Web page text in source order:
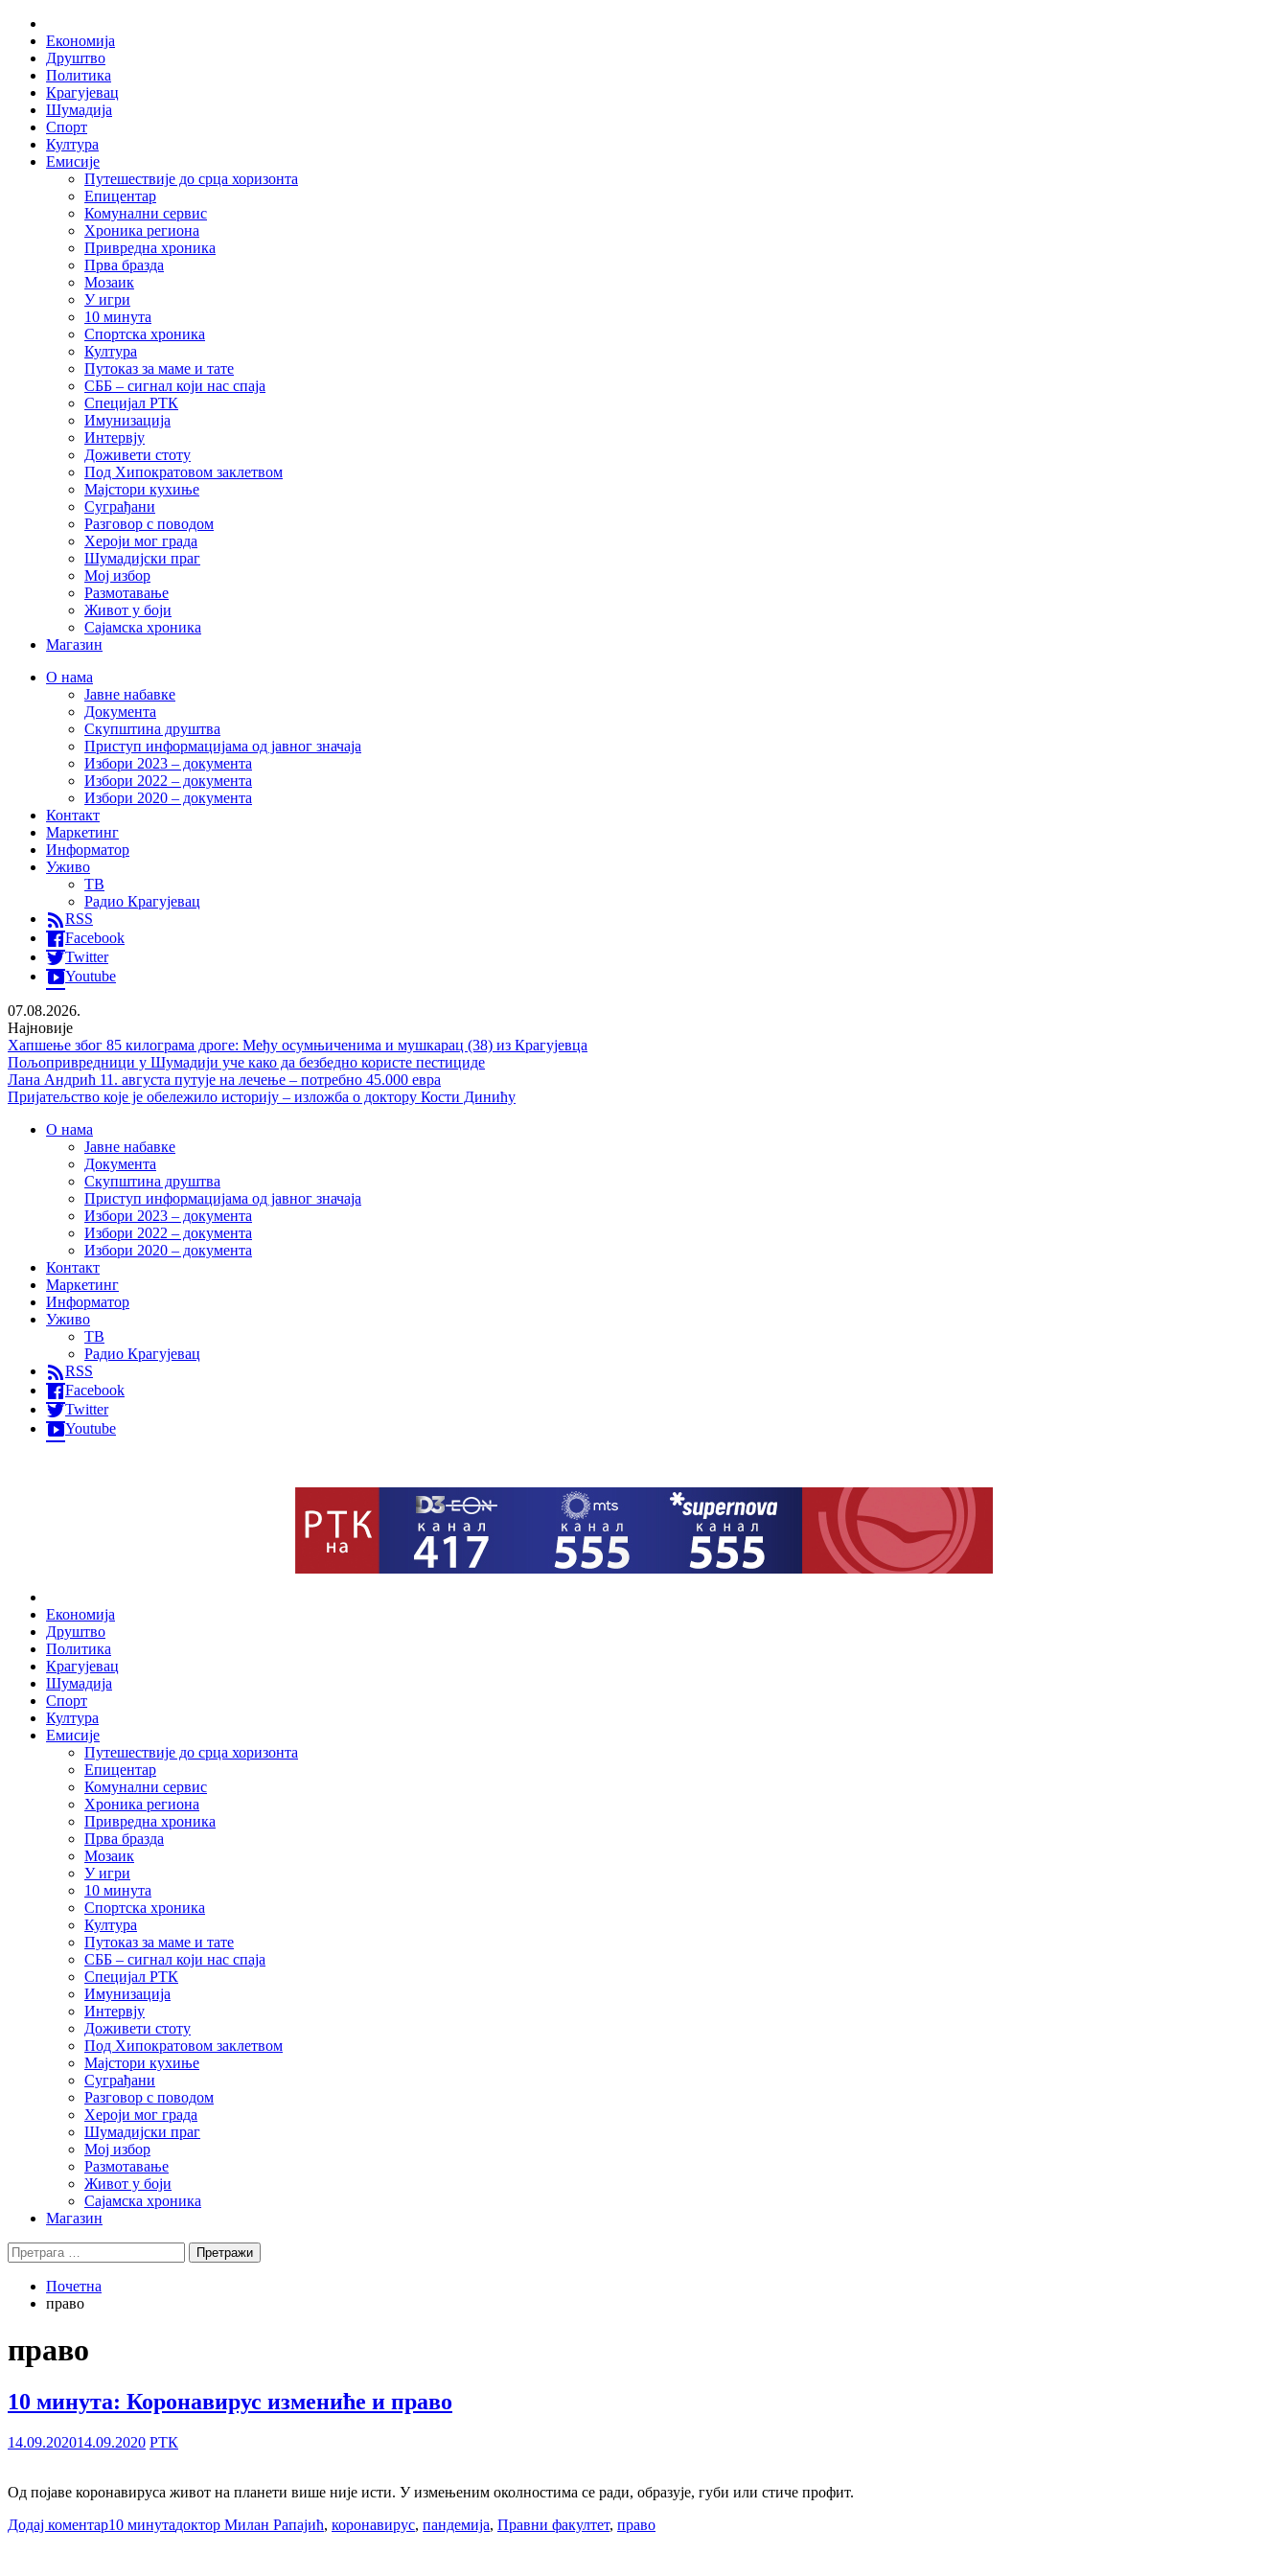
Skip
content
Економија
Друштво
Политика
Крагујевац
Шумадија
Спорт
Култура
Емисије
Путешествије до срца хоризонта
Епицентар
Комунални сервис
Хроника региона
Привредна хроника
Прва бразда
Мозаик
У игри
10 минута
Спортска хроника
Култура
Путоказ за маме и тате
СББ – сигнал који нас спаја
Специјал РТК
Имунизација
Интервју
Доживети стоту
Под Хипократовом заклетвом
Мајстори кухиње
Суграђани
Разговор с поводом
Хероји мог града
Шумадијски праг
Мој избор
Размотавање
Живот у боји
Сајамска хроника
Магазин
О нама
Јавне набавке
Документа
Скупштина друштва
Приступ информацијама од јавног значаја
Избори 2023 – документа
Избори 2022 – документа
Избори 2020 – документа
Контакт
Маркетинг
Информатор
Уживо
ТВ
Радио Крагујевац
RSS
Facebook
Twitter
Youtube
07.08.2026.
Најновије
Хапшење због 85 килограма дроге: Међу осумњиченима и мушкарац (38) из Крагујевца
Пољопривредници у Шумадији уче како да безбедно користе пестициде
Лана Андрић 11. августа путује на лечење – потребно 45.000 евра
Пријатељство које је обележило историју – изложба о доктору Кости Динићу
О нама
Јавне набавке
Документа
Скупштина друштва
Приступ информацијама од јавног значаја
Избори 2023 – документа
Избори 2022 – документа
Избори 2020 – документа
Контакт
Маркетинг
Информатор
Уживо
ТВ
Радио Крагујевац
RSS
Facebook
Twitter
Youtube
Економија
Друштво
Политика
Крагујевац
Шумадија
Спорт
Култура
Емисије
Путешествије до срца хоризонта
Епицентар
Комунални сервис
Хроника региона
Привредна хроника
Прва бразда
Мозаик
У игри
10 минута
Спортска хроника
Култура
Путоказ за маме и тате
СББ – сигнал који нас спаја
Специјал РТК
Имунизација
Интервју
Доживети стоту
Под Хипократовом заклетвом
Мајстори кухиње
Суграђани
Разговор с поводом
Хероји мог града
Шумадијски праг
Мој избор
Размотавање
Живот у боји
Сајамска хроника
Магазин
Претрага
за:
Почетна
право
право
10 минута: Коронавирус измениће и право
14.09.202014.09.2020 РТК
Од појаве коронавируса живот на планети више није исти. У измењеним околностима се ради, образује, губи или стиче профит.
Додај коментар10 минутадоктор Милан Рапајић, коронавирус, пандемија, Правни факултет, право